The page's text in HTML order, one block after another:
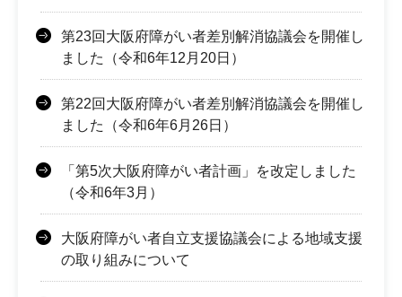
第23回大阪府障がい者差別解消協議会を開催し
ました（令和6年12月20日）
第22回大阪府障がい者差別解消協議会を開催し
ました（令和6年6月26日）
「第5次大阪府障がい者計画」を改定しました
（令和6年3月）
大阪府障がい者自立支援協議会による地域支援
の取り組みについて